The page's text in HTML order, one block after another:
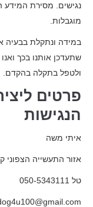
נגישים. מסירת המידע
מוגבלות.
במידה ונתקלת בבעיה
שתעדכן אותנו בכך
ולטפל בתקלה בהקדם.
פרטים
הנגישות
איתי משה
אזור התעשייה הצפוני
טל 050-5343111